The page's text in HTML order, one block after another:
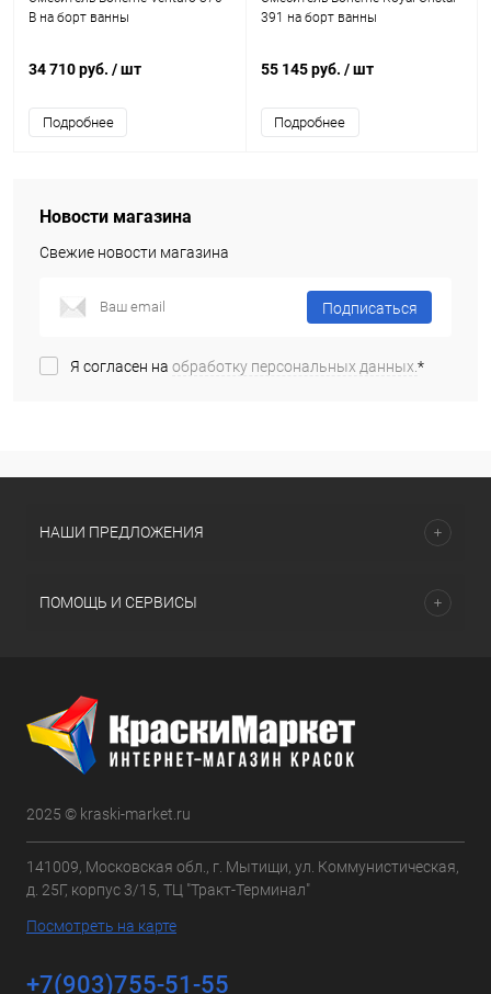
B на борт ванны
34 710 руб. / шт
Подробнее
391 на борт ванны
55 145 руб. / шт
Подробнее
Новости магазина
Свежие новости магазина
Подписаться
Я согласен на обработку персональных данных.*
НАШИ ПРЕДЛОЖЕНИЯ
ПОМОЩЬ И СЕРВИСЫ
2025 © kraski-market.ru
141009, Московская обл., г. Мытищи, ул. Коммунистическая,
д. 25Г, корпус 3/15, ТЦ "Тракт-Терминал"
Посмотреть на карте
+7(903)755-51-55